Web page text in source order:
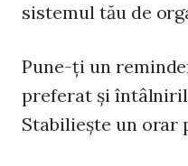
sistemul tău de
Pune-ţi un
preferat şi
Stabilieşte un orar